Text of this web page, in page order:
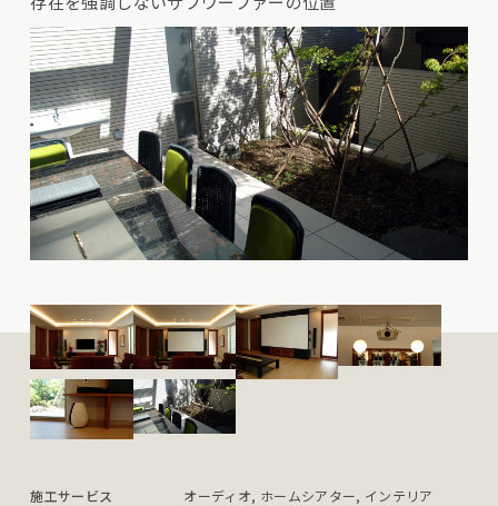
施工サービス オーディオ, ホームシアター, インテリア